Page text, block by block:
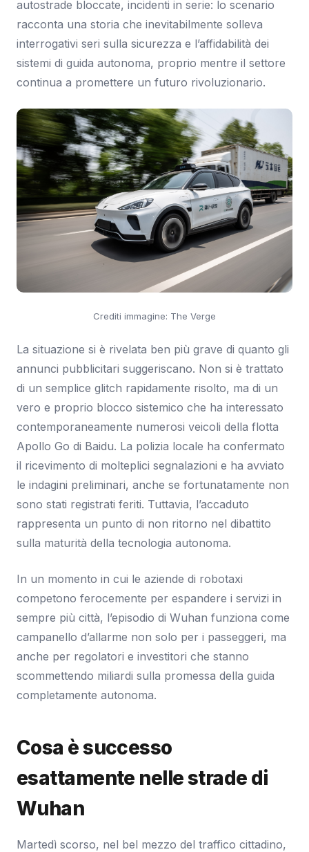
autostrade bloccate, incidenti in serie: lo scenario
racconta una storia che inevitabilmente solleva
interrogativi seri sulla sicurezza e l’affidabilità dei
sistemi di guida autonoma, proprio mentre il settore
continua a promettere un futuro rivoluzionario.
Crediti immagine: The Verge
La situazione si è rivelata ben più grave di quanto gli
annunci pubblicitari suggeriscano. Non si è trattato
di un semplice glitch rapidamente risolto, ma di un
vero e proprio blocco sistemico che ha interessato
contemporaneamente numerosi veicoli della flotta
Apollo Go di Baidu. La polizia locale ha confermato
il ricevimento di molteplici segnalazioni e ha avviato
le indagini preliminari, anche se fortunatamente non
sono stati registrati feriti. Tuttavia, l’accaduto
rappresenta un punto di non ritorno nel dibattito
sulla maturità della tecnologia autonoma.
In un momento in cui le aziende di robotaxi
competono ferocemente per espandere i servizi in
sempre più città, l’episodio di Wuhan funziona come
campanello d’allarme non solo per i passeggeri, ma
anche per regolatori e investitori che stanno
scommettendo miliardi sulla promessa della guida
completamente autonoma.
Cosa è successo
esattamente nelle strade di
Wuhan
Martedì scorso, nel bel mezzo del traffico cittadino,